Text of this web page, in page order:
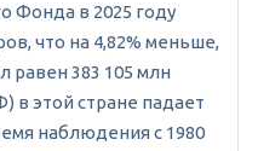
Фонда в 2025 году
что на 4,82% меньше,
равен 383 105 млн
этой стране падает
наблюдения с 1980